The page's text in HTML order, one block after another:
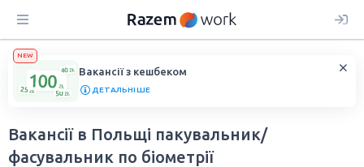
NEW
Вакансії з кешбеком
ДЕТАЛЬНІШЕ
Вакансії в Польщі пакувальник/
фасувальник по біометрії